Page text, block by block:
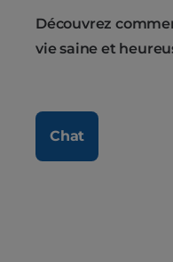
Découvrez
vie saine et
Chat